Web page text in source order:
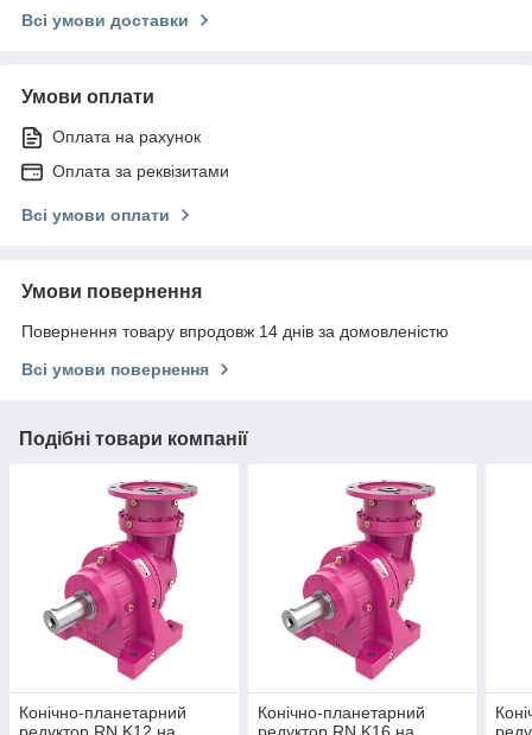
Всі умови доставки
Умови оплати
Оплата на рахунок
Оплата за реквізитами
Всі умови оплати
Умови повернення
Повернення товару впродовж 14 днів за домовленістю
Всі умови повернення
Подібні товари компанії
Конічно-планетарний
Конічно-планетарний